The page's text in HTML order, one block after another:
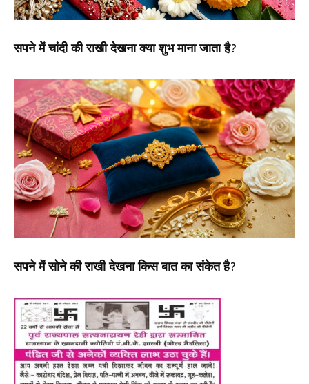
सपने में चांदी की राखी देखना क्या शुभ माना जाता है?
सपने में सोने की राखी देखना किस बात का संकेत है?